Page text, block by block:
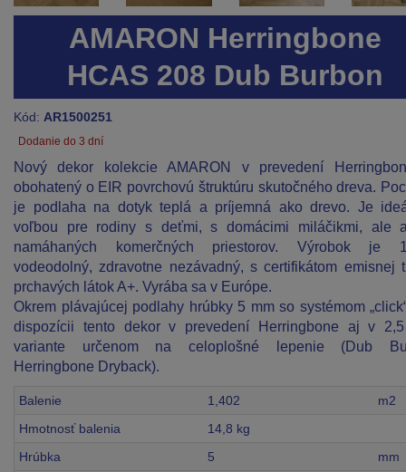
AMARON Herringbone
HCAS 208 Dub Burbon
Kód: AR1500251
Dodanie do 3 dní
Nový dekor kolekcie AMARON v prevedení
obohatený o EIR povrchovú štruktúru skutočného dreva.
je podlaha na dotyk teplá a príjemná ako drevo. Je
voľbou pre rodiny s deťmi, s domácimi miláčikmi, ale
namáhaných komerčných priestorov. Výrobok je
vodeodolný, zdravotne nezávadný, s certifikátom emisnej
prchavých látok A+. Vyrába sa v Európe.
Okrem plávajúcej podlahy hrúbky 5 mm so systémom
dispozícii tento dekor v prevedení Herringbone aj v
variante určenom na celoplošné lepenie (Dub
Herringbone Dryback).
Balenie 1,402
m2
Hmotnosť balenia
14,8 kg
Hrúbka
5
mm